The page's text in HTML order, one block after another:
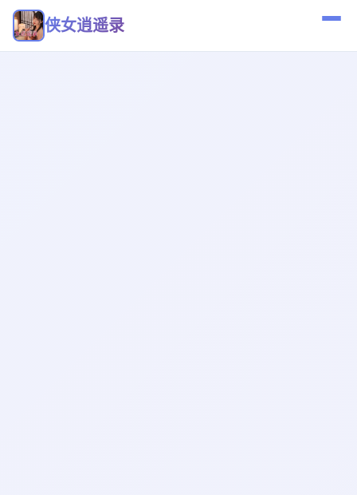
侠女逍遥录